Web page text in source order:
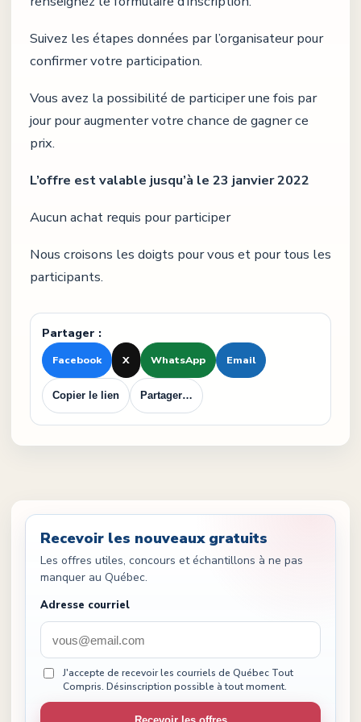
Suivez les étapes données par l’organisateur pour
confirmer votre participation.
Vous avez la possibilité de participer une fois par
jour pour augmenter votre chance de gagner ce
prix.
L’offre est valable jusqu’à le 23 janvier 2022
Aucun achat requis pour participer
Nous croisons les doigts pour vous et pour tous les
participants.
Partager :
Facebook X WhatsApp Email
Copier le lien Partager…
Recevoir les nouveaux gratuits
Les offres utiles, concours et échantillons à ne pas
manquer au Québec.
Adresse courriel
J'accepte de recevoir les courriels de Québec Tout
Compris. Désinscription possible à tout moment.